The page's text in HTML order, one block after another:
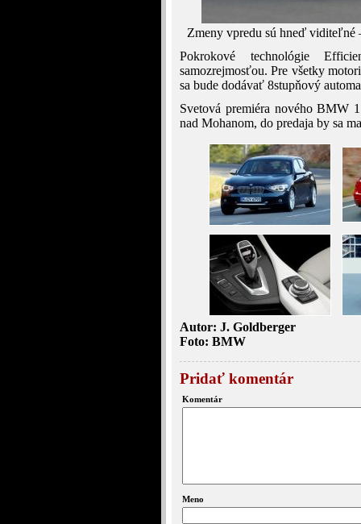
Zmeny vpredu sú hneď
Pokrokové technológie
samozrejmosťou. Pre všetky
sa bude dodávať 8stupňový
Svetová premiéra nového BMW
nad Mohanom, do predaja by sa
Autor: J. Goldberger
Foto: BMW
Pridať komentár
Komentár
Meno